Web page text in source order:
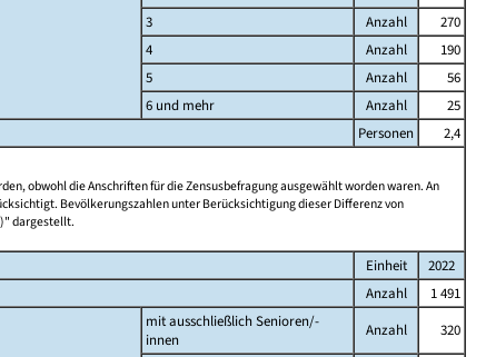
3
Anzahl
270
4
Anzahl
190
5
Anzahl
56
6 und mehr
Anzahl
25
Personen
2,4
obwohl die Anschriften für die Zensusbefragung ausgewählt worden waren. An
Bevölkerungszahlen unter Berücksichtigung dieser Differenz von
dargestellt.
Einheit
2022
Anzahl
1 491
mit ausschließlich Senioren/-
innen
Anzahl
320